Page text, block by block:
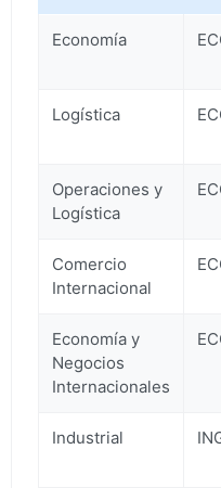
Economía
Logística
Operaciones y
Logística
Comercio
Internacional
Economía y
Negocios
Internacionales
Industrial